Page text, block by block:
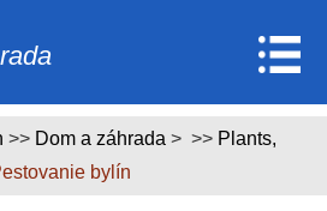
Stavebníctvo a rekonštrukcia
>> Dom a záhrada > >> Plants,
bylín